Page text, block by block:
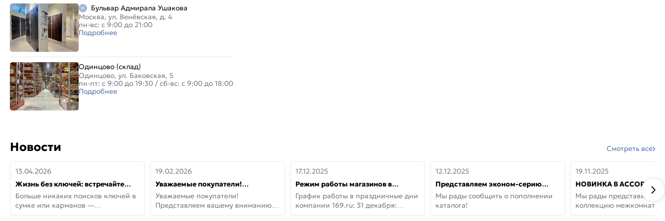
Бульвар Адмирала Ушакова
Москва, ул. Венёвская, д. 4
пн-вс: с 9:00 до 21:00
Подробнее
Одинцово (склад)
Одинцово, ул. Баковская, 5
пн-пт: с 9:00 до 19:30 / сб-вс: с 9:00 до 18:00
Подробнее
Новости Смотреть все
13.04.2026
Жизнь без ключей: встречайте
новую дверь СИТИ ИНТЕГРА
АйКью!
Больше никаких поисков ключей в
сумке или карманов —
представляем СИТИ ИНТЕГРА
19.02.2026
Уважаемые покупатели!
Представляем вашему вниманию
новинки от Armadillo!
Уважаемые покупатели!
Представляем вашему вниманию
новинки от Armadillo! Новая
17.12.2025
Режим работы магазинов в
праздничные дни с 31 декабря по
11 января
График работы в праздничные дни
компании 169.ru: 31 декабря:
Заказы, самовывоз и доставки —
12.12.2025
Представляем эконом-серию
дверей от бренда Portika, где цена
не значит «просто»
Мы рады сообщить о пополнении
каталога!
19.11.2025
НОВИНКА В
ДВЕРИ GLOSSMAT —
НЕОКЛАССИКА И УЮТ
Мы рады представить
коллекцию
GlossMat